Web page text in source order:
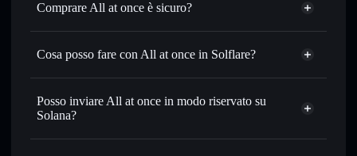
Comprare All at once è sicuro?
All at once non è verificato
Cosa posso fare con All at once in Solflare?
All at once
wallet Solflare
Scambiare istantaneamente— scambia ATONCE in
SOL, USDC o in migliaia di altri token Solana al prezzo
Posso inviare All at once in modo riservato su
Solana?
Aggregatore di privacy